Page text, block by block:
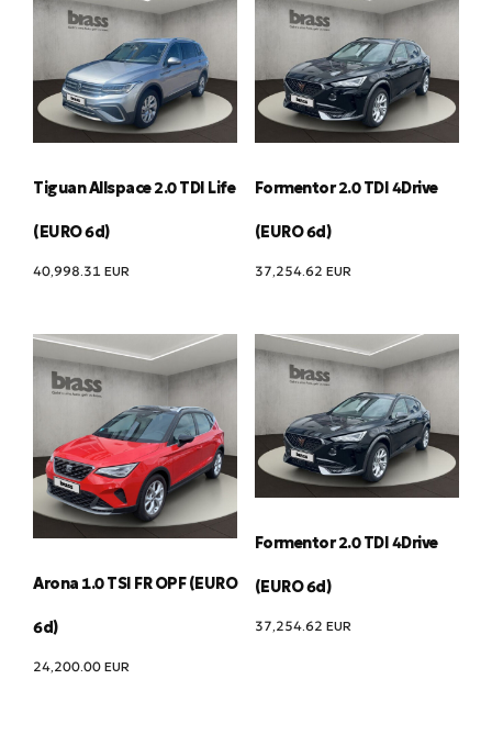
Tiguan Allspace 2.0 TDI Life
(EURO 6d)
40,998.31 EUR
Formentor 2.0 TDI 4Drive
(EURO 6d)
37,254.62 EUR
Arona 1.0 TSI FR OPF (EURO
6d)
24,200.00 EUR
Formentor 2.0 TDI 4Drive
(EURO 6d)
37,254.62 EUR